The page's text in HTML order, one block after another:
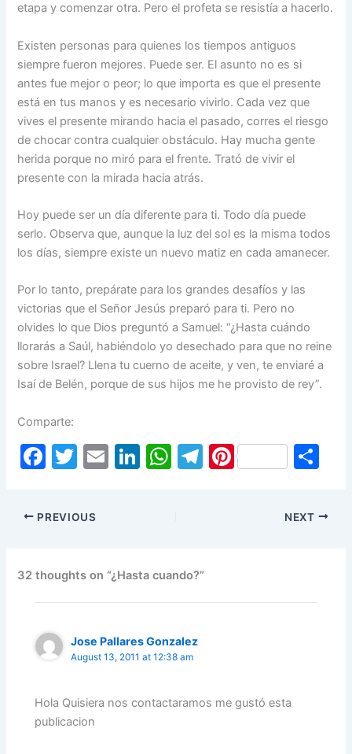
etapa y comenzar otra. Pero el profeta se resistía a hacerlo.
Existen personas para quienes los tiempos antiguos
siempre fueron me­jores. Puede ser. El asunto no es si
antes fue mejor o peor; lo que importa es que el presente
está en tus manos y es necesario vivirlo. Cada vez que
vives el presente mirando hacia el pasado, corres el riesgo
de chocar contra cualquier obstáculo. Hay mucha gente
herida porque no miró para el frente. Trató de vivir el
presente con la mirada hacia atrás.
Hoy puede ser un día diferente para ti. Todo día puede
serlo. Observa que, aunque la luz del sol es la misma todos
los días, siempre existe un nuevo matiz en cada amanecer.
Por lo tanto, prepárate para los grandes desafíos y las
victorias que el Señor Jesús preparó para ti. Pero no
olvides lo que Dios preguntó a Samuel: “¿Hasta cuándo
llorarás a Saúl, habiéndolo yo desechado para que no reine
sobre Israel? Llena tu cuerno de aceite, y ven, te enviaré a
Isaí de Belén, por­que de sus hijos me he provisto de rey”.
Comparte:
F
c
e
o
o
k
T
itt
er
E
Li
n
W
p
p
T
m
Pi
ar
PREVIOUS NEXT
32 thoughts on “¿Hasta cuando?”
Jose Pallares Gonzalez
August 13, 2011 at 12:38 am
Hola Quisiera nos contactaramos me gustó esta
publicacion